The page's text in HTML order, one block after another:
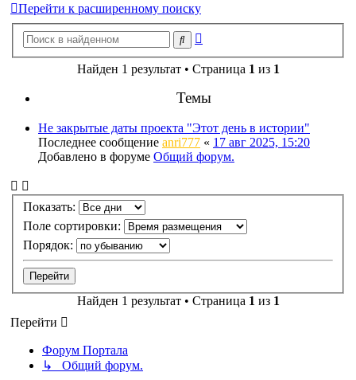
Перейти к расширенному поиску
Поиск
Найден 1 результат • Страница 1 из 1
Темы
Не закрытые даты проекта "Этот день в истории"
Последнее сообщение anri777 « 17 авг 2025, 15:20
Добавлено в форуме Общий форум.
Показать:
Поле сортировки:
Порядок:
Найден 1 результат • Страница 1 из 1
Перейти
Форум Портала
↳ Общий форум.